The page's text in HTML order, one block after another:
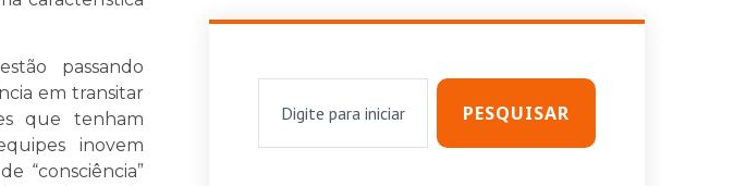
passando
em transitar
que tenham
inovem
“consciência”
PESQUISAR